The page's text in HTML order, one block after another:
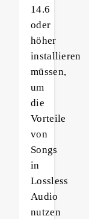
14.6
oder
höher
installieren
müssen,
um
die
Vorteile
von
Songs
in
Lossless
Audio
nutzen